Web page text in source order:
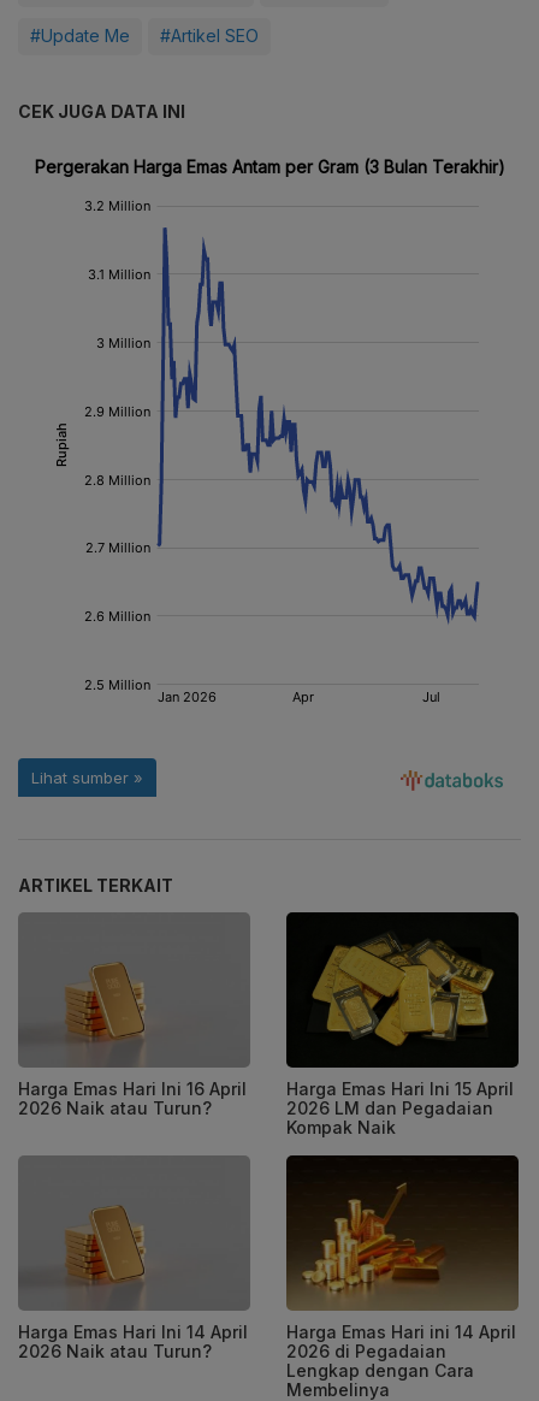
#Update Me #Artikel SEO
CEK JUGA DATA INI
ARTIKEL TERKAIT
Harga Emas Hari Ini 16 April
2026 Naik atau Turun?
Harga Emas Hari Ini 15 April
2026 LM dan Pegadaian
Kompak Naik
Harga Emas Hari Ini 14 April
2026 Naik atau Turun?
Harga Emas Hari ini 14 April
2026 di Pegadaian
Lengkap dengan Cara
Membelinya